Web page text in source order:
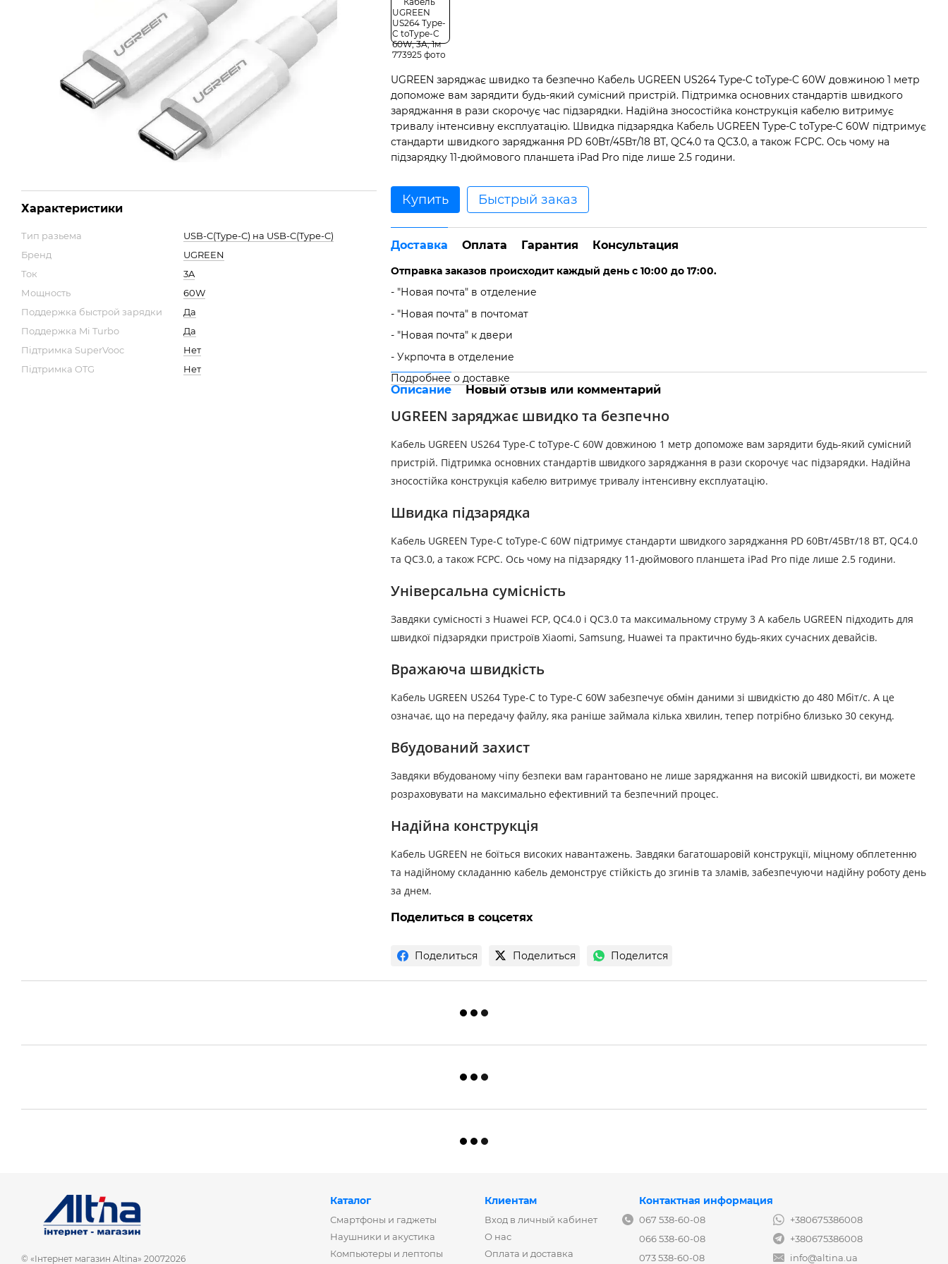
Характеристики
Тип разьема
USB-C(Type-C) на USB-C(Type-C)
Бренд
UGREEN
Ток
3A
Мощность
60W
Поддержка быстрой зарядки
Да
Поддержка Mi Turbo
Да
Підтримка SuperVooc
Нет
Підтримка OTG
Нет
UGREEN заряджає швидко та безпечно Кабель UGREEN US264 Type-C toType-C 60W довжиною 1 метр
допоможе вам зарядити будь-який сумісний пристрій. Підтримка основних стандартів швидкого
заряджання в рази скорочує час підзарядки. Надійна зносостійка конструкція кабелю витримує
тривалу інтенсивну експлуатацію. Швидка підзарядка Кабель UGREEN Type-C toType-C 60W підтримує
стандарти швидкого заряджання PD 60Вт/45Вт/18 ВТ, QC4.0 та QC3.0, а також FCPС. Ось чому на
підзарядку 11-дюймового планшета iPad Pro піде лише 2.5 години.
Купить Быстрый заказ
Доставка Оплата Гарантия Консультация
Отправка заказов происходит каждый день с 10:00 до 17:00.
- "Новая почта" в отделение
- "Новая почта" в почтомат
- "Новая почта" к двери
- Укрпочта в отделение
Подробнее о доставке
Описание Новый отзыв или комментарий
UGREEN заряджає швидко та безпечно
Кабель UGREEN US264 Type-C toType-C 60W довжиною 1 метр допоможе вам зарядити будь-який сумісний
пристрій. Підтримка основних стандартів швидкого заряджання в рази скорочує час підзарядки. Надійна
зносостійка конструкція кабелю витримує тривалу інтенсивну експлуатацію.
Швидка підзарядка
Кабель UGREEN Type-C toType-C 60W підтримує стандарти швидкого заряджання PD 60Вт/45Вт/18 ВТ, QC4.0
та QC3.0, а також FCPС. Ось чому на підзарядку 11-дюймового планшета iPad Pro піде лише 2.5 години.
Універсальна сумісність
Завдяки сумісності з Huawei FCP, QC4.0 і QC3.0 та максимальному струму 3 А кабель UGREEN підходить для
швидкої підзарядки пристроїв Xiaomi, Samsung, Huawei та практично будь-яких сучасних девайсів.
Вражаюча швидкість
Кабель UGREEN US264 Type-C to Type-C 60W забезпечує обмін даними зі швидкістю до 480 Мбіт/с. А це
означає, що на передачу файлу, яка раніше займала кілька хвилин, тепер потрібно близько 30 секунд.
Вбудований захист
Завдяки вбудованому чіпу безпеки вам гарантовано не лише заряджання на високій швидкості, ви можете
розраховувати на максимально ефективний та безпечний процес.
Надійна конструкція
Кабель UGREEN не боїться високих навантажень. Завдяки багатошаровій конструкції, міцному обплетенню
та надійному складанню кабель демонструє стійкість до згинів та зламів, забезпечуючи надійну роботу день
за днем.
Поделиться в соцсетях
Поделиться Поделиться Поделится
© «Інтернет магазин Altina» 20072026
Каталог
Смартфоны и гаджеты
Наушники и акустика
Компьютеры и лептопы
Клиентам
Вход в личный кабинет
О нас
Оплата и доставка
Контактная информация
067 538-60-08
066 538-60-08
073 538-60-08
+380675386008
+380675386008
info@altina.ua